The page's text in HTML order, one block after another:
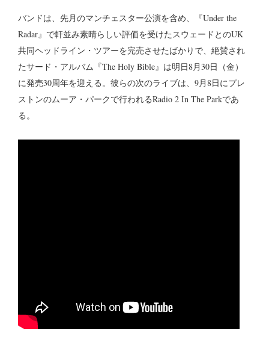
バンドは、先月のマンチェスター公演を含め、『Under the
Radar』で軒並み素晴らしい評価を受けたスウェードとのUK
共同ヘッドライン・ツアーを完売させたばかりで、絶賛され
たサード・アルバム『The Holy Bible』は明日8月30日（金）
に発売30周年を迎える。彼らの次のライブは、9月8日にプレ
ストンのムーア・パークで行われるRadio 2 In The Parkであ
る。